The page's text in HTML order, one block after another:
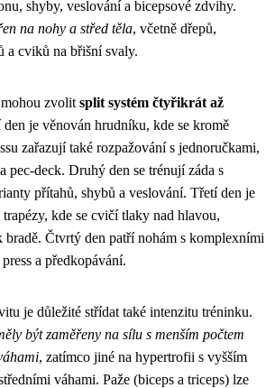
shyby, veslování a bicepsové zdvihy.
na nohy a střed těla, včetně dřepů,
a cviků na břišní svaly.
zvolit split systém čtyřikrát až
den je věnován hrudníku, kde se kromě
zařazují také rozpažování s jednoručkami,
pec-deck. Druhý den se trénují záda s
přítahů, shybů a veslování. Třetí den je
trapézy, kde se cvičí tlaky nad hlavou,
bradě. Čtvrtý den patří nohám s komplexními
a předkopávání.
je důležité střídat také intenzitu tréninku.
být zaměřeny na sílu s menším počtem
, zatímco jiné na hypertrofii s vyšším
váhami. Paže (biceps a triceps) lze